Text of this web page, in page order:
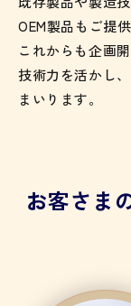
OEM製品もご提
これからも企画
技術力を活かし
まいります。
お客さま